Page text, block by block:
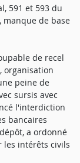
591 et 593 du
manque de base
de recel
organisation
peine de
sursis avec
l'interdiction
bancaires
a ordonné
les intérêts civils